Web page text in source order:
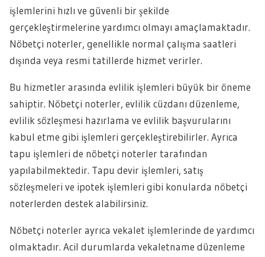
işlemlerini hızlı ve güvenli bir şekilde
gerçekleştirmelerine yardımcı olmayı amaçlamaktadır.
Nöbetçi noterler, genellikle normal çalışma saatleri
dışında veya resmi tatillerde hizmet verirler.
Bu hizmetler arasında evlilik işlemleri büyük bir öneme
sahiptir. Nöbetçi noterler, evlilik cüzdanı düzenleme,
evlilik sözleşmesi hazırlama ve evlilik başvurularını
kabul etme gibi işlemleri gerçekleştirebilirler. Ayrıca
tapu işlemleri de nöbetçi noterler tarafından
yapılabilmektedir. Tapu devir işlemleri, satış
sözleşmeleri ve ipotek işlemleri gibi konularda nöbetçi
noterlerden destek alabilirsiniz.
Nöbetçi noterler ayrıca vekalet işlemlerinde de yardımcı
olmaktadır. Acil durumlarda vekaletname düzenleme